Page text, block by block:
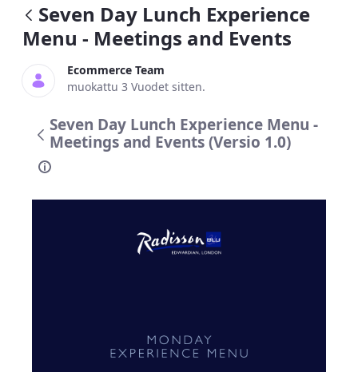
Seven Day Lunch Experience
Menu - Meetings and Events
Ecommerce Team
muokattu 3 Vuodet sitten.
Seven Day Lunch Experience Menu -
Meetings and Events (Versio 1.0)